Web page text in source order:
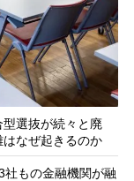
選抜が続々と廃
なぜ起きるのか
社もの金融機関が融